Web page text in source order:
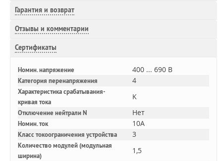
Гарантия и возврат
Отзывы и комментарии
Сертификаты
Номин. напряжение 400 ... 690 В
Категория перенапряжения 4
Характеристика срабатывания-
кривая тока
K
Отключение нейтрали N Нет
Номин. ток 10A
Класс токоограничения устройства 3
Количество модулей (модульная
ширина)
1,5